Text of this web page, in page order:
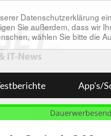
Datenschutzerklärung
Sie außerdem, dass wir
wählen Sie bitte die
App's/